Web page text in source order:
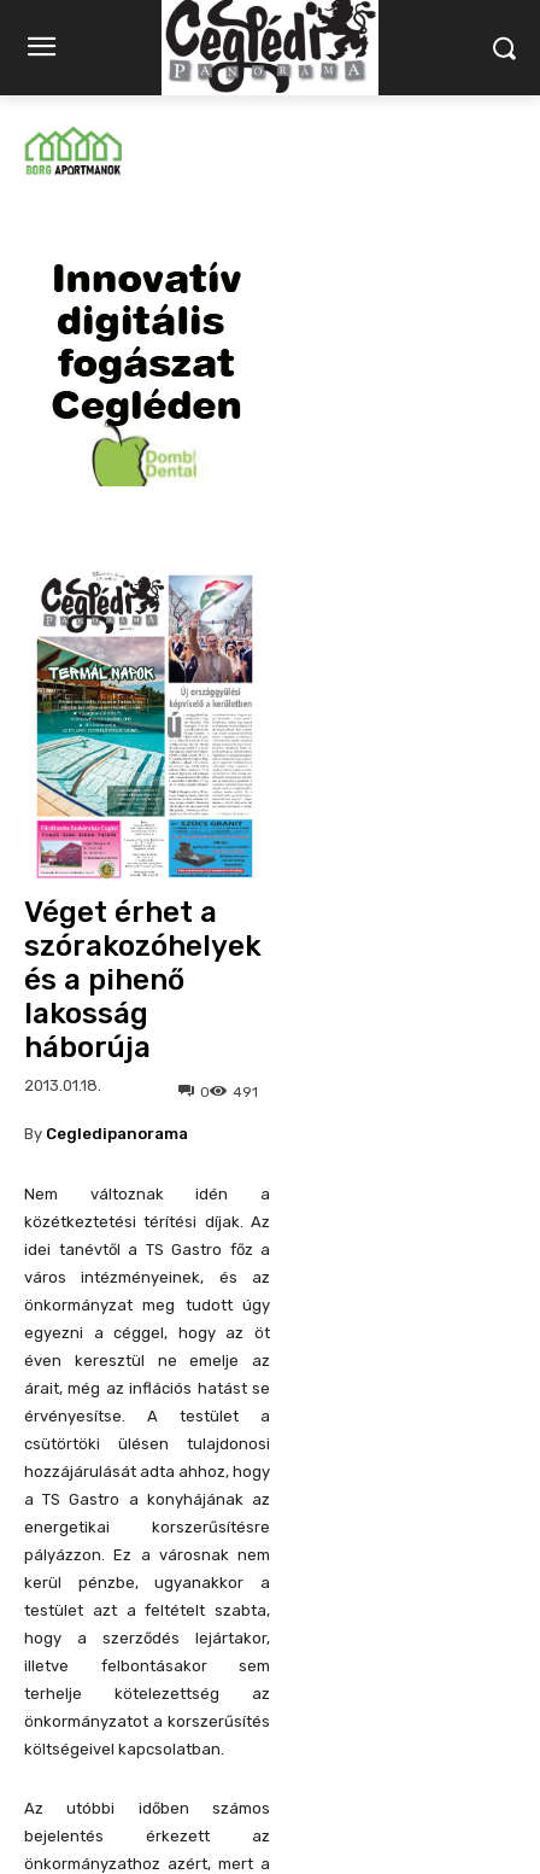
Véget érhet a
szórakozóhelyek
és a pihenő
lakosság
háborúja
2013.01.18. 491
0
By Cegledipanorama
Nem változnak idén a
közétkeztetési térítési díjak. Az
idei tanévtől a TS Gastro főz a
város intézményeinek, és az
önkormányzat meg tudott úgy
egyezni a céggel, hogy az öt
éven keresztül ne emelje az
árait, még az inflációs hatást se
érvényesítse. A testület a
csütörtöki ülésen tulajdonosi
hozzájárulását adta ahhoz, hogy
a TS Gastro a konyhájának az
energetikai korszerűsítésre
pályázzon. Ez a városnak nem
kerül pénzbe, ugyanakkor a
testület azt a feltételt szabta,
hogy a szerződés lejártakor,
illetve felbontásakor sem
terhelje kötelezettség az
önkormányzatot a korszerűsítés
költségeivel kapcsolatban.
Az utóbbi időben számos
bejelentés érkezett az
önkormányzathoz azért, mert a